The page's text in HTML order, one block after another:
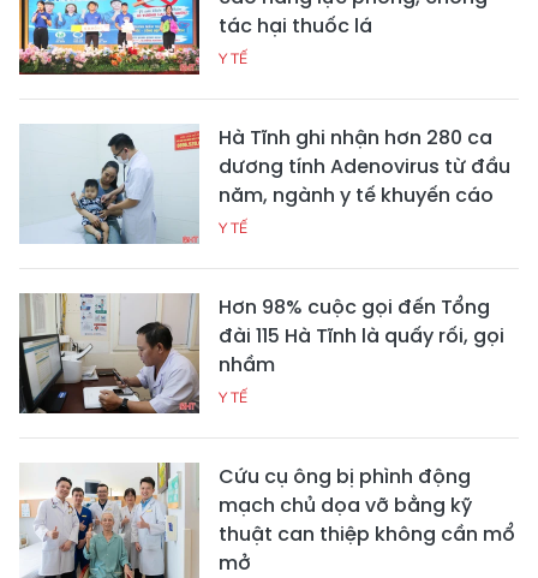
tác hại thuốc lá
Y TẾ
Hà Tĩnh ghi nhận hơn 280 ca
dương tính Adenovirus từ đầu
năm, ngành y tế khuyến cáo
Y TẾ
Hơn 98% cuộc gọi đến Tổng
đài 115 Hà Tĩnh là quấy rối, gọi
nhầm
Y TẾ
Cứu cụ ông bị phình động
mạch chủ dọa vỡ bằng kỹ
thuật can thiệp không cần mổ
mở